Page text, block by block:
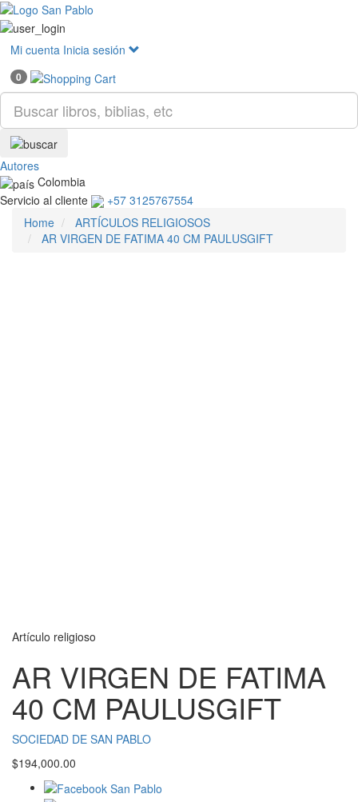
Mi cuenta Inicia sesión
0
Autores
Colombia
Servicio al cliente
+57 3125767554
Home
ARTÍCULOS RELIGIOSOS
AR VIRGEN DE FATIMA 40 CM PAULUSGIFT
Artículo religioso
AR VIRGEN DE FATIMA
40 CM PAULUSGIFT
SOCIEDAD DE SAN PABLO
$194,000.00